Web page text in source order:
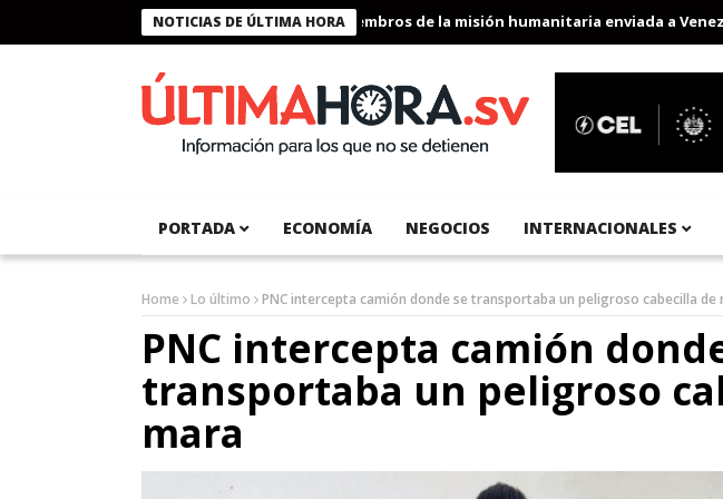
NOTICIAS DE ÚLTIMA HORA
Presidente Bukele condecora a miembros de la misión humanitaria enviada a Venezuela
PORTADA ECONOMÍA NEGOCIOS INTERNACIONALES
Home Lo último PNC intercepta camión donde se transportaba un peligroso cabecilla de
PNC intercepta camión
transportaba un peligroso
mara